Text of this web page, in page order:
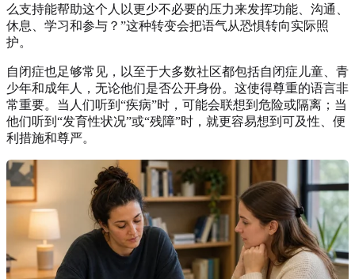
么支持能帮助这个人以更少不必要的压力来发挥功能、沟通、
休息、学习和参与？”这种转变会把语气从恐惧转向实际照
护。
自闭症也足够常见，以至于大多数社区都包括自闭症儿童、青
少年和成年人，无论他们是否公开身份。这使得尊重的语言非
常重要。当人们听到“疾病”时，可能会联想到危险或隔离；当
他们听到“发育性状况”或“残障”时，就更容易想到可及性、便
利措施和尊严。